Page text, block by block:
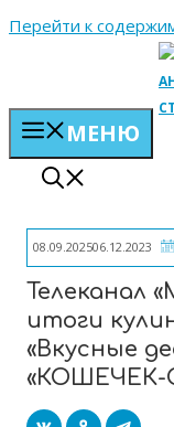
Перейти к
МЕНЮ
Телеканал
итоги
«Вкусные
«КОШЕЧЕК-
08.09.202506.12.2023